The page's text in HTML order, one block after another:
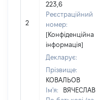
2
223,6
Реєстраційний
номер:
[Конфіденційна
інформація]
Декларує:
Прізвище:
КОВАЛЬОВ
Ім'я:
ВЯЧЕСЛАВ